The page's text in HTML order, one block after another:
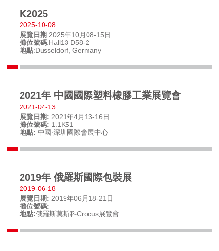
K2025
2025-10-08
展覽日期:2025年10月08-15日
攤位號碼:Hall13 D58-2
地點:Dusseldorf, Germany
2021年 中國國際塑料橡膠工業展覽會
2021-04-13
展覽日期: 2021年4月13-16日
攤位號碼: 1.1K51
地點: 中國‧深圳國際會展中心
2019年 俄羅斯國際包裝展
2019-06-18
展覽日期: 2019年06月18-21日
攤位號碼:
地點:俄羅斯莫斯科Crocus展覽會